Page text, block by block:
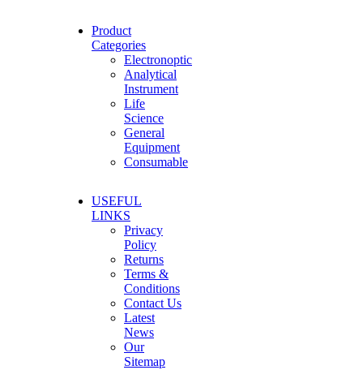
Product
Categories
Electronoptic
Analytical
Instrument
Life
Science
General
Equipment
Consumable
USEFUL
LINKS
Privacy
Policy
Returns
Terms &
Conditions
Contact Us
Latest
News
Our
Sitemap